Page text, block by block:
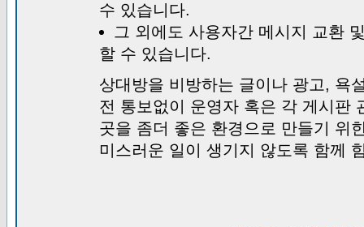
수 있습니다.
그 외에도 사용자간 메시지 교환
할 수 있습니다.
상대방을 비방하는 글이나 광고, 욕
전 통보없이 운영자 혹은 각 게시판
곳을 좀더 좋은 환경으로 만들기 위
미스러운 일이 생기지 않도록 함께